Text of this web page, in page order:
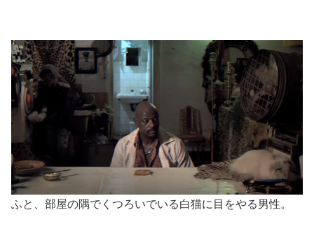
ふと、部屋の隅でくつろいでいる白猫に目をやる男性。